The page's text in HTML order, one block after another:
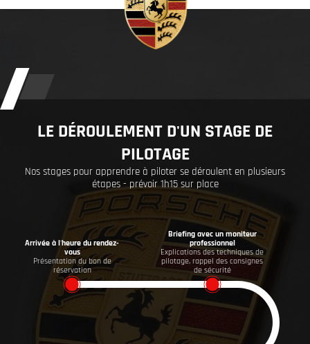
LE DÉROULEMENT D'UN STAGE DE
PILOTAGE
Nos stages pour apprendre à piloter se déroulent en plusieurs
étapes - prévoir 1h15 sur place
Arrivée à l'heure du rendez-
vous
Présentation du bon de
réservation
Briefing avec un moniteur
professionnel
Explications des techniques de
pilotage, rappel des consignes
de sécurité